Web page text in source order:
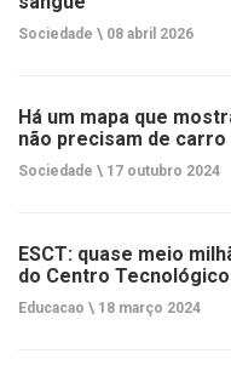
Sociedade \ 08 abril 2026
Há um mapa que
não precisam de carro
Sociedade \ 17 outubro 2024
ESCT: quase meio
do Centro Tecnológico
Educacao \ 18 março 2024